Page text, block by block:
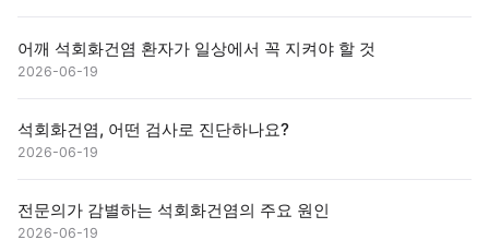
어깨 석회화건염 환자가 일상에서 꼭 지켜야 할 것
2026-06-19
석회화건염, 어떤 검사로 진단하나요?
2026-06-19
전문의가 감별하는 석회화건염의 주요 원인
2026-06-19